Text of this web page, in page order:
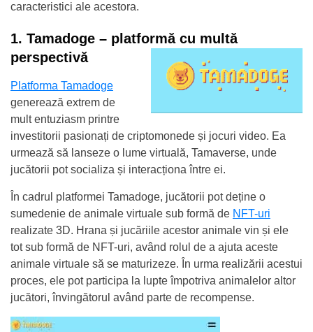
caracteristici ale acestora.
1. Tamadoge – platformă cu multă
perspectivă
Platforma Tamadoge
generează extrem de
mult entuziasm printre
investitorii pasionați de criptomonede și jocuri video. Ea
urmează să lanseze o lume virtuală, Tamaverse, unde
jucătorii pot socializa și interacționa între ei.
În cadrul platformei Tamadoge, jucătorii pot deține o
sumedenie de animale virtuale sub formă de NFT-uri
realizate 3D. Hrana și jucăriile acestor animale vin și ele
tot sub formă de NFT-uri, având rolul de a ajuta aceste
animale virtuale să se maturizeze. În urma realizării acestui
proces, ele pot participa la lupte împotriva animalelor altor
jucători, învingătorul având parte de recompense.